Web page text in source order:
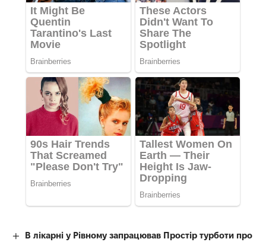
В лікарні у Рівному запрацював Простір турботи про